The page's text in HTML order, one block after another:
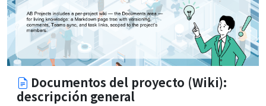
Documentos del proyecto (Wiki):
descripción general